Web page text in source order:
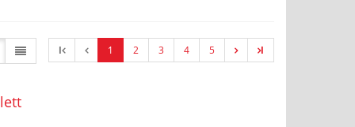
l 1 2 3 4 5 l